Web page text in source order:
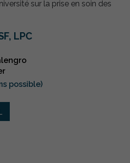
sur la prise en soin des
LPC
possible)